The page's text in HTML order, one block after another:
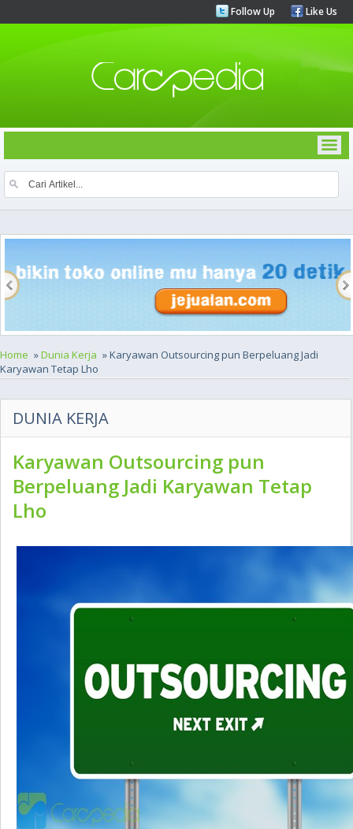
Follow Up Like Us
Home »Dunia Kerja » Karyawan Outsourcing pun Berpeluang Jadi
Karyawan Tetap Lho
DUNIA KERJA
Karyawan Outsourcing pun
Berpeluang Jadi Karyawan Tetap
Lho